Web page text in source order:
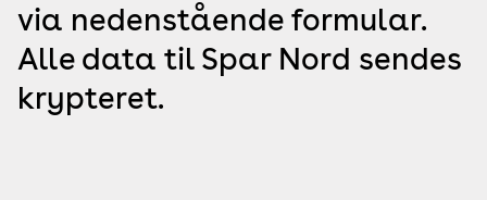
via nedenstående formular.
Alle data til Spar Nord sendes
krypteret.